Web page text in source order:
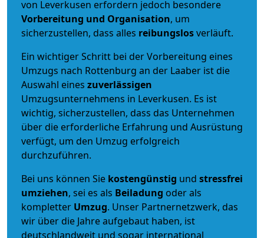
von Leverkusen erfordern jedoch besondere
Vorbereitung und Organisation, um
sicherzustellen, dass alles reibungslosverläuft.
Ein wichtiger Schritt bei der Vorbereitung eines
Umzugs nach Rottenburg an der Laaber ist die
Auswahl eines zuverlässigen
Umzugsunternehmens in Leverkusen. Es ist
wichtig, sicherzustellen, dass das Unternehmen
über die erforderliche Erfahrung und Ausrüstung
verfügt, um den Umzug erfolgreich
durchzuführen.
Bei uns können Sie kostengünstig und stressfrei
umziehen, sei es als Beiladung oder als
kompletter Umzug. Unser Partnernetzwerk, das
wir über die Jahre aufgebaut haben, ist
deutschlandweit und sogar international